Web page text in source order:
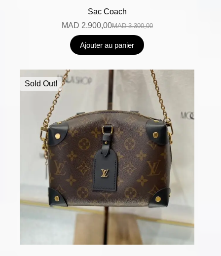
Sac Coach
MAD3.300,00
MAD 2.900,00
Ajouter au panier
Sold Out!